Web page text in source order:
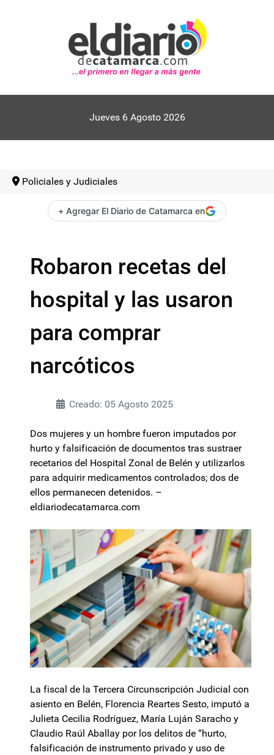
Jueves 6 Agosto 2026
Policiales y Judiciales
+ Agregar El Diario de Catamarca en
Robaron recetas del
hospital y las usaron
para comprar
narcóticos
Creado: 05 Agosto 2025
Dos mujeres y un hombre fueron imputados por
hurto y falsificación de documentos tras sustraer
recetarios del Hospital Zonal de Belén y utilizarlos
para adquirir medicamentos controlados; dos de
ellos permanecen detenidos. –
eldiariodecatamarca.com
La fiscal de la Tercera Circunscripción Judicial con
asiento en Belén, Florencia Reartes Sesto, imputó a
Julieta Cecilia Rodríguez, María Luján Saracho y
Claudio Raúl Aballay por los delitos de “hurto,
falsificación de instrumento privado y uso de